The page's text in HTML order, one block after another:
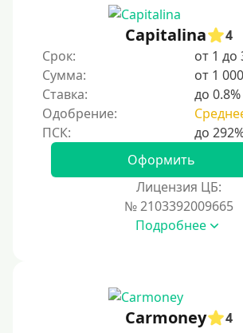
Для иностранных граждан Узбекистана
Для граждан СНГ
Сумма (рублей)
100 руб
300 руб
Capitalina
4
Срок:
от 1 до
Сумма:
от 1
Ставка:
до 0.8%
Одобрение:
Оформить
Лицензия ЦБ:
№ 2103392009665
Подробнее
Carmoney
4